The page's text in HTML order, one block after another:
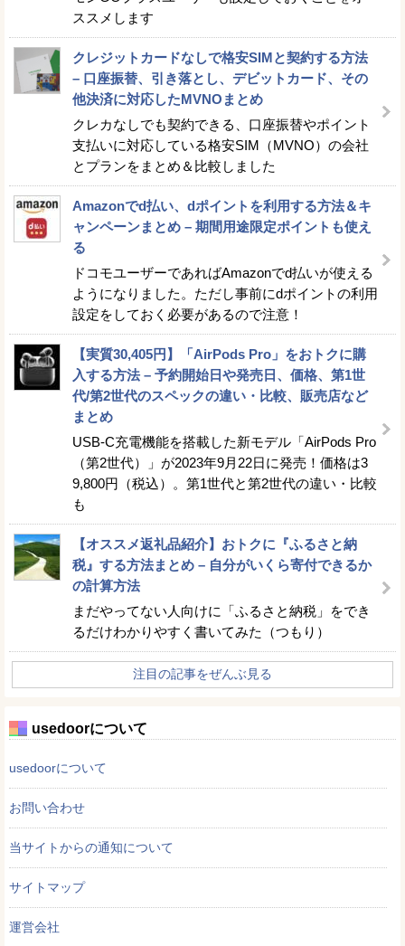
ススメします
クレジットカードなしで格安SIMと契約する方法
– 口座振替、引き落とし、デビットカード、その
他決済に対応したMVNOまとめ
クレカなしでも契約できる、口座振替やポイント
支払いに対応している格安SIM（MVNO）の会社
とプランをまとめ＆比較しました
Amazonでd払い、dポイントを利用する方法＆キ
ャンペーンまとめ – 期間用途限定ポイントも使え
る
ドコモユーザーであればAmazonでd払いが使える
ようになりました。ただし事前にdポイントの利用
設定をしておく必要があるので注意！
【実質30,405円】「AirPods Pro」をおトクに購
入する方法 – 予約開始日や発売日、価格、第1世
代/第2世代のスペックの違い・比較、販売店など
まとめ
USB-C充電機能を搭載した新モデル「AirPods Pro
（第2世代）」が2023年9月22日に発売！価格は3
9,800円（税込）。第1世代と第2世代の違い・比較
も
【オススメ返礼品紹介】おトクに『ふるさと納
税』する方法まとめ – 自分がいくら寄付できるか
の計算方法
まだやってない人向けに「ふるさと納税」をでき
るだけわかりやすく書いてみた（つもり）
注目の記事をぜんぶ見る
usedoorについて
usedoorについて
お問い合わせ
当サイトからの通知について
サイトマップ
運営会社